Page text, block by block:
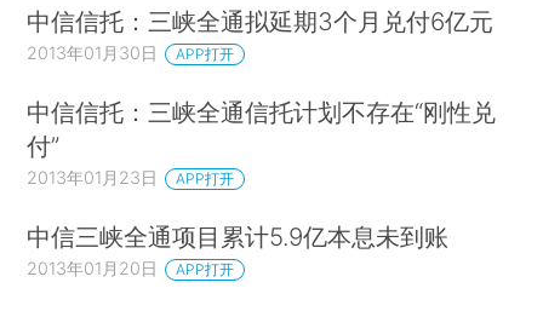
中信信托：三峡全通拟延期3个月兑付6亿元
2013年01月30日 APP打开
中信信托：三峡全通信托计划不存在“刚性兑
付”
2013年01月23日 APP打开
中信三峡全通项目累计5.9亿本息未到账
2013年01月20日 APP打开